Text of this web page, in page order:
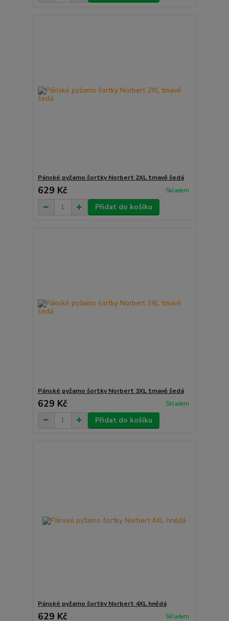
Pánské pyžamo šortky Norbert 2XL tmavě šedá
629 Kč Skladem
Přidat do košíku
Pánské pyžamo šortky Norbert 3XL tmavě šedá
629 Kč Skladem
Přidat do košíku
Pánské pyžamo šortky Norbert 4XL hnědá
629 Kč Skladem